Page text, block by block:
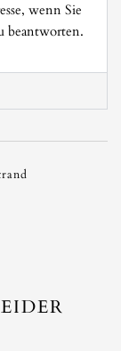
wenn Sie
beantworten.